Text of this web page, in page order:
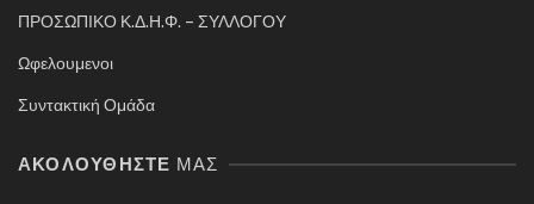
ΠΡΟΣΩΠΙΚΟ Κ.Δ.Η.Φ. – ΣΥΛΛΟΓΟΥ
Ωφελουμενοι
Συντακτική Ομάδα
ΑΚΟΛΟΥΘΉΣΤΕ ΜΑΣ